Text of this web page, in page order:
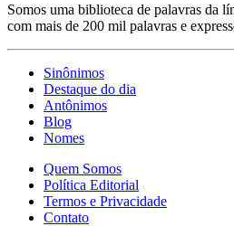
Somos uma biblioteca de palavras da
com mais de 200 mil palavras e
Sinônimos
Destaque do dia
Antônimos
Blog
Nomes
Quem Somos
Política Editorial
Termos e Privacidade
Contato